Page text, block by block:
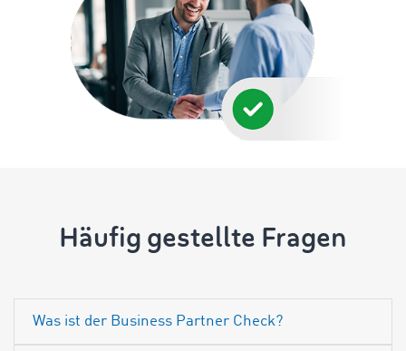
Häufig gestellte Fragen
Was ist der Business Partner Check?